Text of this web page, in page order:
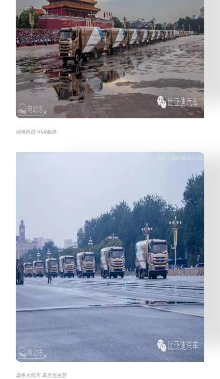
绿色科技 中国制造
服务大阅兵 幕后也光荣